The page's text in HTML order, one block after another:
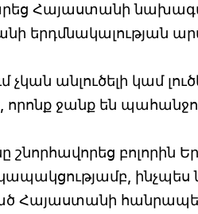
Հայաստանի
երդմնակալության
չկան անլուծելի կամ
որոնք ջանք են
շնորհավորեց բոլորին
ինչպես
Հայաստանի